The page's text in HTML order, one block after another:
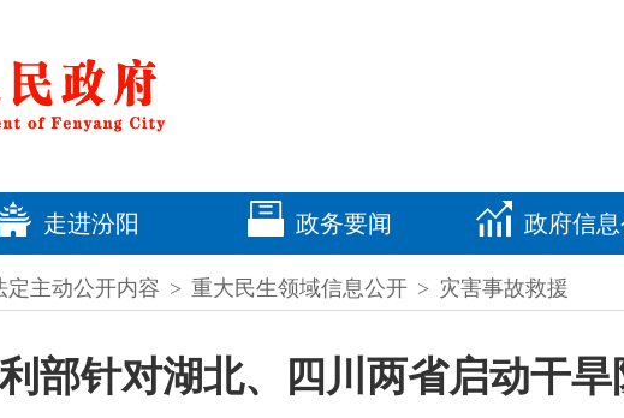
走进汾阳 政务要闻 政府信
定主动公开内容 > 重大民生领域信息公开 > 灾害事故救援
部针对湖北、四川两省启动干